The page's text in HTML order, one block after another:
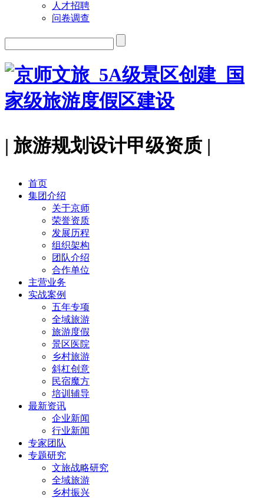
人才招聘
问卷调查
| 旅游规划设计甲级资质 |
首页
集团介绍
关于京师
荣誉资质
发展历程
组织架构
团队介绍
合作单位
主营业务
实战案例
五年专项
全域旅游
旅游度假
景区医院
乡村旅游
斜杠创意
民宿魔方
培训辅导
最新资讯
企业新闻
行业新闻
专家团队
专题研究
文旅战略研究
全域旅游
乡村振兴